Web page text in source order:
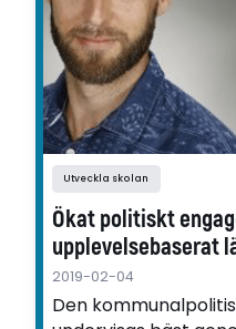
Utveckla skolan
Ökat politiskt
upplevelsebaserat
2019-02-04
Den